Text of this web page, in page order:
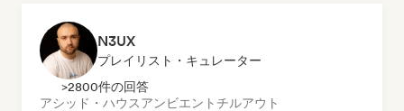
N3UX
プレイリスト・キュレーター
>2800件の回答
アシッド・ハウスアンビエント チルアウト